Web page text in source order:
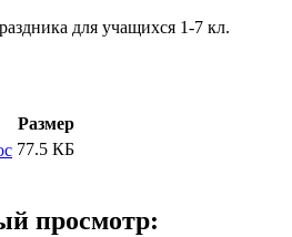
для учащихся 1-7 кл.
Размер
77.5 КБ
просмотр: